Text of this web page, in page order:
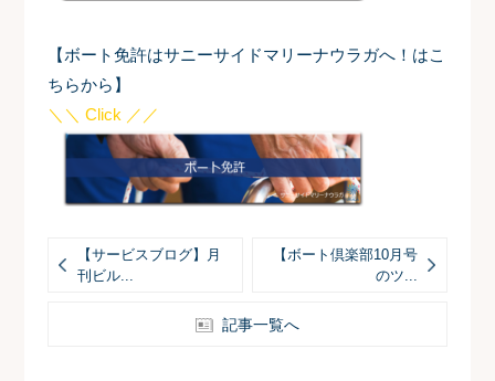
【ボート免許はサニーサイドマリーナウラガへ！はこ
ちらから】
＼＼ Click ／／
【サービスブログ】月
刊ビル...
【ボート倶楽部10月号
のツ...
記事一覧へ